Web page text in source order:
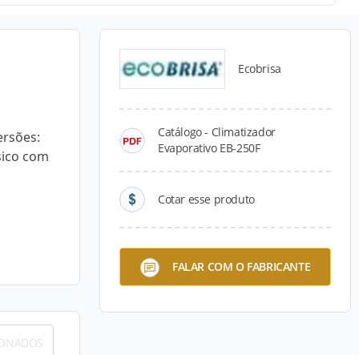
com
Ecobrisa
Catálogo - Climatizador
Evaporativo EB-250F
Cotar esse produto
FALAR COM O FABRICANTE